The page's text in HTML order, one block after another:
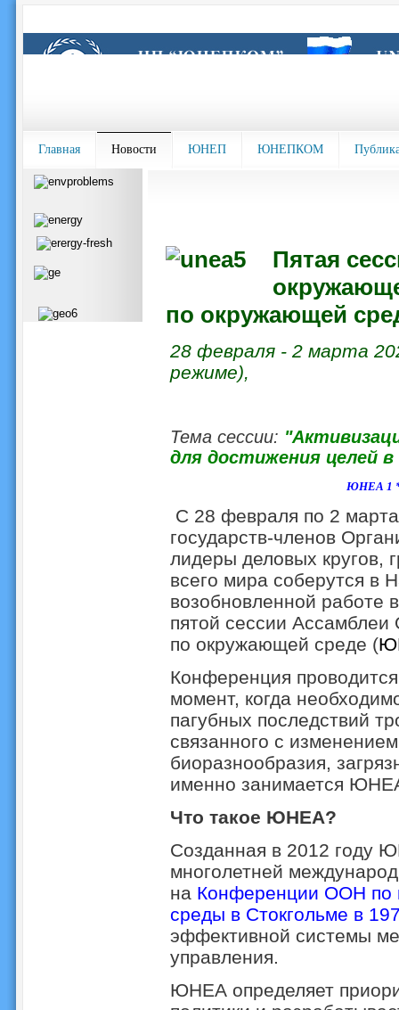
Главная Новости ЮНЕП ЮНЕПКОМ
Пятая
по окружающей
28 февраля - 2 марта
режиме),
Тема сессии: "А
для достижения целей
ЮНЕА 1
С 28 февраля по 2
государств-членов
лидеры деловых кругов,
всего мира соберутся в
возобновленной работе
пятой сессии
по окружающей среде (
Конференция
момент, когда
пагубных последствий
связанного с
биоразнообразия,
именно занимается
Что такое ЮНЕА?
Созданная в 2012 году
многолетней
на Конференции ООН по
среды в Стокгольме в
эффективной системы
управления.
ЮНЕА определяет